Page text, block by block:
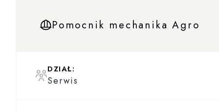
Pomocnik mechanika Agro
DZIAŁ:
Serwis